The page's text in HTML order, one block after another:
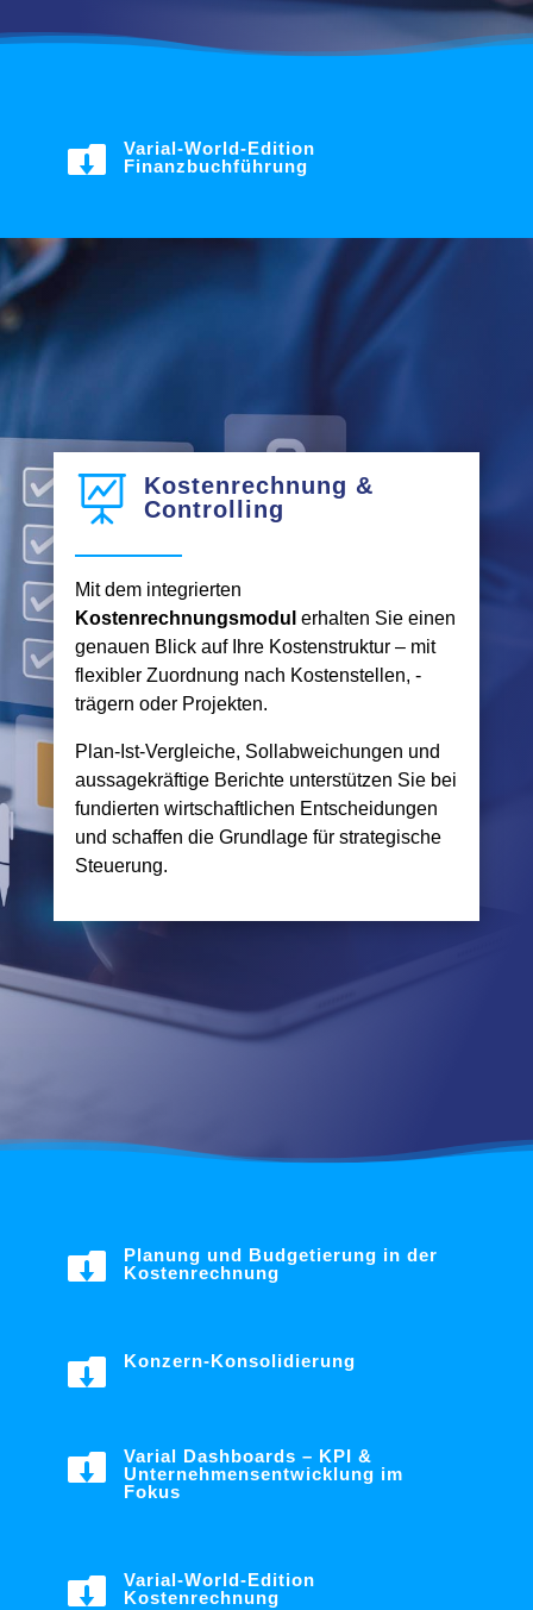

Varial-World-Edition
Finanzbuchführung

Kostenrechnung &
Controlling
Mit dem integrierten
Kostenrechnungsmodul erhalten Sie einen
genauen Blick auf Ihre Kostenstruktur – mit
flexibler Zuordnung nach Kostenstellen, -
trägern oder Projekten.
Plan-Ist-Vergleiche, Sollabweichungen und
aussagekräftige Berichte unterstützen Sie bei
fundierten wirtschaftlichen Entscheidungen
und schaffen die Grundlage für strategische
Steuerung.

Planung und Budgetierung in der
Kostenrechnung
 Konzern-Konsolidierung

Varial Dashboards – KPI &
Unternehmensentwicklung im
Fokus

Varial-World-Edition
Kostenrechnung